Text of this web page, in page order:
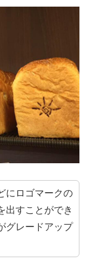
にロゴマークの
出すことができ
グレードアップ